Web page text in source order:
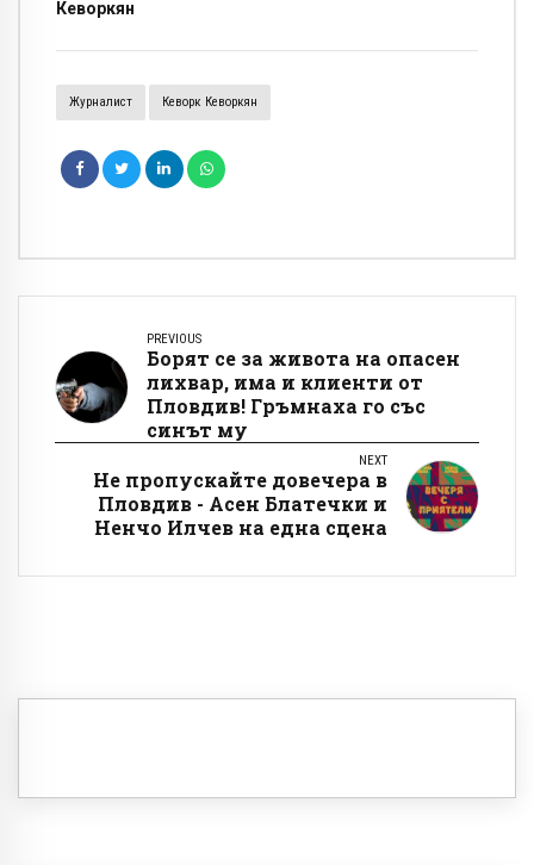
Кеворкян
Журналист Кеворк Кеворкян
PREVIOUS
Борят се за живота на опасен
лихвар, има и клиенти от
Пловдив! Гръмнаха го със
синът му
NEXT
Не пропускайте довечера в
Пловдив - Асен Блатечки и
Ненчо Илчев на една сцена